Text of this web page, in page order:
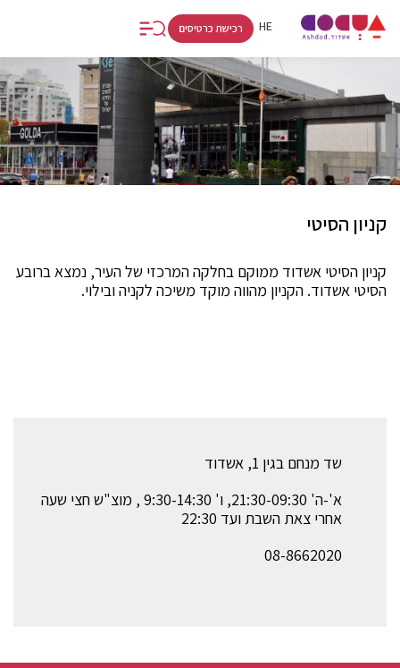
HE
RU
רכישת כרטיסים
קניון הסיטי
קניון הסיטי אשדוד ממוקם בחלקה המרכזי של העיר, נמצא ברובע
הסיטי אשדוד. הקניון מהווה מוקד משיכה לקניה ובילוי.
שד מנחם בגין 1, אשדוד
א'-ה' 21:30-09:30, ו' 9:30-14:30 , מוצ"ש חצי שעה
אחרי צאת השבת ועד 22:30
08-8662020